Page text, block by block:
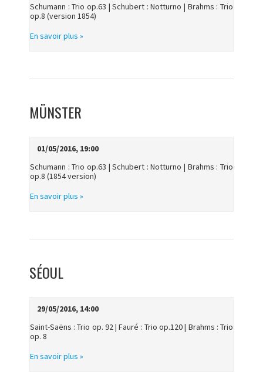
Schumann : Trio op.63 | Schubert : Notturno | Brahms : Trio
op.8 (version 1854)
En savoir plus »
MÜNSTER
01/05/2016, 19:00
Schumann : Trio op.63 | Schubert : Notturno | Brahms : Trio
op.8 (1854 version)
En savoir plus »
SÉOUL
29/05/2016, 14:00
Saint-Saëns : Trio op. 92 | Fauré : Trio op.120 | Brahms : Trio
op. 8
En savoir plus »